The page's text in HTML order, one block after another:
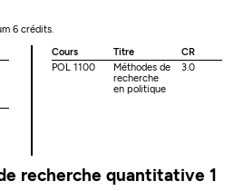
6 crédits.
Cours Titre
CR
POL 1100
Méthodes de
recherche
en politique
3.0
recherche quantitative 1